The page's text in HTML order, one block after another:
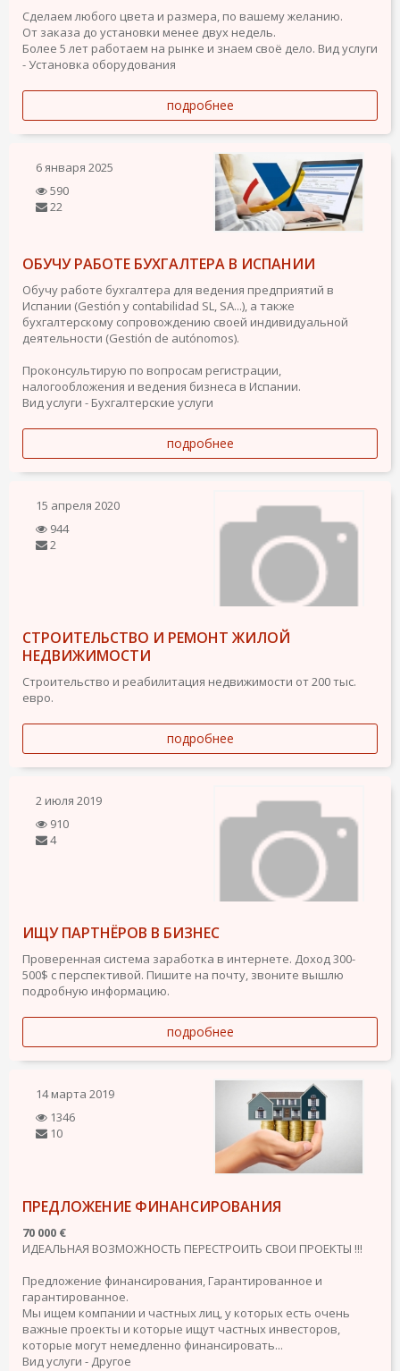
Сделаем любого цвета и размера, по вашему желанию.
От заказа до установки менее двух недель.
Более 5 лет работаем на рынке и знаем своё дело. Вид услуги
- Установка оборудования
подробнее
6 января 2025
590
22
ОБУЧУ РАБОТЕ БУХГАЛТЕРА В ИСПАНИИ
Обучу работе бухгалтера для ведения предприятий в
Испании (Gestión y contabilidad SL, SA...), а также
бухгалтерскому сопровождению своей индивидуальной
деятельности (Gestión de autónomos).
Проконсультирую по вопросам регистрации,
налогообложения и ведения бизнеса в Испании.
Вид услуги - Бухгалтерские услуги
подробнее
15 апреля 2020
944
2
СТРОИТЕЛЬСТВО И РЕМОНТ ЖИЛОЙ
НЕДВИЖИМОСТИ
Строительство и реабилитация недвижимости от 200 тыс.
евро.
подробнее
2 июля 2019
910
4
ИЩУ ПАРТНЁРОВ В БИЗНЕС
Проверенная система заработка в интернете. Доход 300-
500$ с перспективой. Пишите на почту, звоните вышлю
подробную информацию.
подробнее
14 марта 2019
1346
10
ПРЕДЛОЖЕНИЕ ФИНАНСИРОВАНИЯ
70 000 €
ИДЕАЛЬНАЯ ВОЗМОЖНОСТЬ ПЕРЕСТРОИТЬ СВОИ ПРОЕКТЫ !!!
Предложение финансирования, Гарантированное и
гарантированное.
Мы ищем компании и частных лиц, у которых есть очень
важные проекты и которые ищут частных инвесторов,
которые могут немедленно финансировать...
Вид услуги - Другое